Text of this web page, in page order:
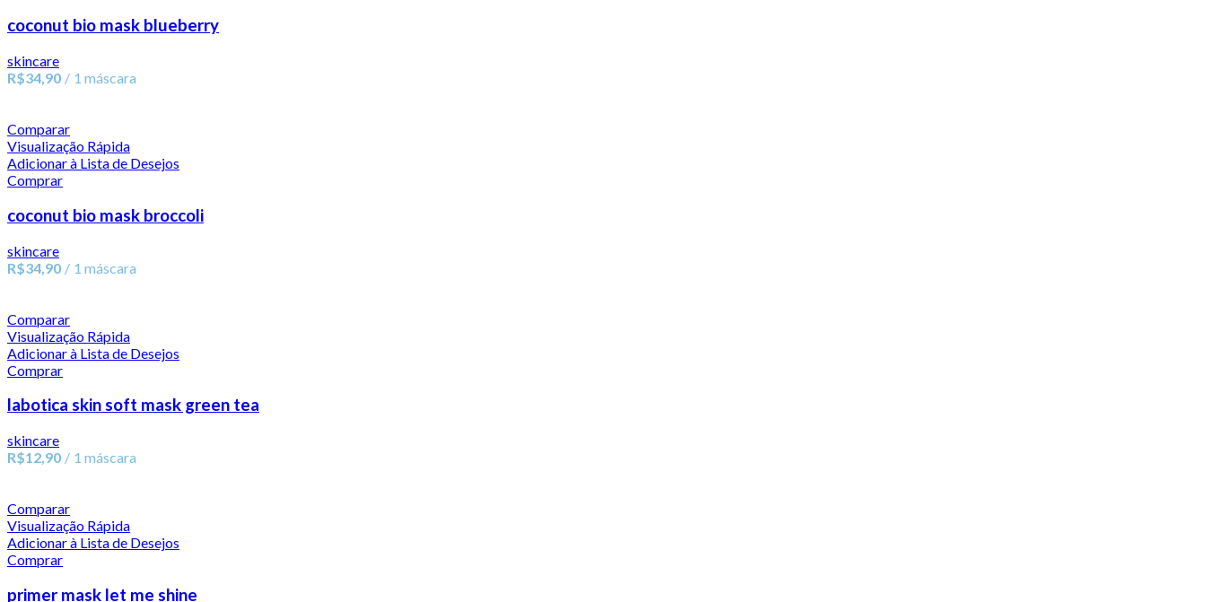
coconut bio mask blueberry
skincare
R$34,90 1 máscara
Comparar
Visualização Rápida
Adicionar à Lista de Desejos
Comprar
coconut bio mask broccoli
skincare
R$34,90 1 máscara
Comparar
Visualização Rápida
Adicionar à Lista de Desejos
Comprar
labotica skin soft mask green tea
skincare
R$12,90 1 máscara
Comparar
Visualização Rápida
Adicionar à Lista de Desejos
Comprar
primer mask let me shine